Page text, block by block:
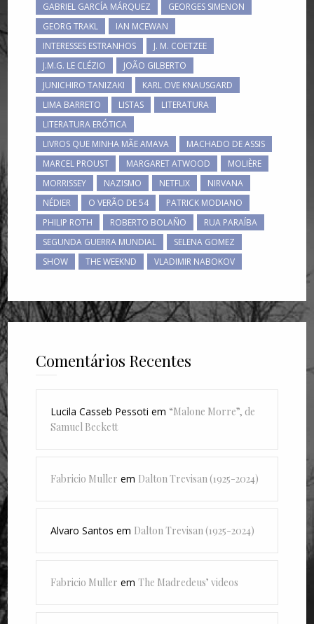
GABRIEL GARCÍA MÁRQUEZ
GEORGES SIMENON
GEORG TRAKL
IAN MCEWAN
INTERESSES ESTRANHOS
J. M. COETZEE
J.M.G. LE CLÉZIO
JOÃO GILBERTO
JUNICHIRO TANIZAKI
KARL OVE KNAUSGARD
LIMA BARRETO
LISTAS
LITERATURA
LITERATURA ERÓTICA
LIVROS QUE MINHA MÃE AMAVA
MACHADO DE ASSIS
MARCEL PROUST
MARGARET ATWOOD
MOLIÈRE
MORRISSEY
NAZISMO NETFLIX
NIRVANA
NÉDIER
O VERÃO DE 54
PATRICK MODIANO
PHILIP ROTH
ROBERTO BOLAÑO
RUA PARAÍBA
SEGUNDA GUERRA MUNDIAL
SELENA GOMEZ
SHOW
THE WEEKND VLADIMIR NABOKOV
Comentários Recentes
Lucila Casseb Pessoti em “Malone Morre”, de
Samuel Beckett
Fabricio Muller em Dalton Trevisan (1925-2024)
Alvaro Santos em Dalton Trevisan (1925-2024)
Fabricio Muller emThe Madredeus’ videos